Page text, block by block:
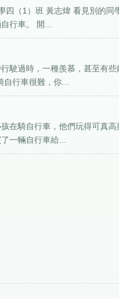
四（1）班 黃志煒 看見別的
行車。 開...
駛過時，一種羨慕，甚至有
行車很難，你...
在騎自行車，他們玩得可真
一輛自行車給...